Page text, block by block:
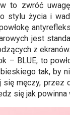
to zwróć
stylu życia i
jest
z
– BLUE, to
tak, by
się męczy,
się jak